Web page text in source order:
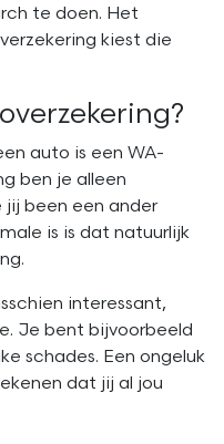
te doen. Het
kiest die
auto is een WA-
ben je alleen
been een ander
is is dat natuurlijk
interessant,
Je bent bijvoorbeeld
schades. Een ongeluk
dat jij al jou